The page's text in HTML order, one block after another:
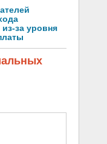
за уровня